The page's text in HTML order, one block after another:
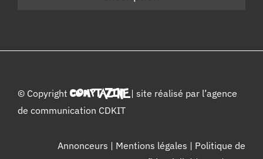
© Copyright COMPTAZINE| site réalisé par l’agence
de communication CDKIT
Annonceurs | Mentions légales | Politique de